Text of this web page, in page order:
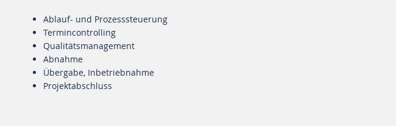
Ablauf- und Prozesssteuerung
Termincontrolling
Qualitätsmanagement
Abnahme
Übergabe, Inbetriebnahme
Projektabschluss